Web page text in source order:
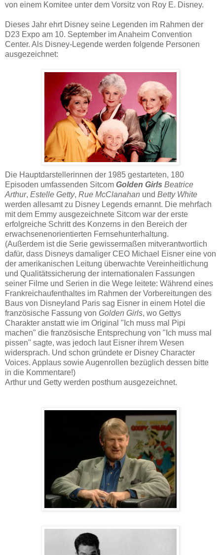
von einem Komitee unter dem Vorsitz von Roy E. Disney.
Dieses Jahr ehrt Disney seine Legenden im Rahmen der
D23 Expo am 10. September im Anaheim Convention
Center. Als Disney-Legende werden folgende Personen
ausgezeichnet:
Die Hauptdarstellerinnen der 1985 gestarteten, 180
Episoden umfassenden Sitcom Golden Girls Beatrice
Arthur, Estelle Getty, Rue McClanahan und Betty White
werden allesamt zu Disney Legends ernannt. Die mehrfach
mit dem Emmy ausgezeichnete Sitcom war der erste
erfolgreiche Schritt des Konzerns in den Bereich der
erwachsenenorientierten Fernsehunterhaltung.
(Außerdem ist die Serie gewissermaßen mitverantwortlich
dafür, dass Disneys damaliger CEO Michael Eisner eine von
der amerikanischen Leitung überwachte Vereinheitlichung
und Qualitätssicherung der internationalen Fassungen
seiner Filme und Serien in die Wege leitete: Während eines
Frankreichaufenthaltes im Rahmen der Vorbereitungen des
Baus von Disneyland Paris sag Eisner in einem Hotel die
französische Fassung von Golden Girls, wo Gettys
Charakter anstatt wie im Original "Ich muss mal Pipi
machen" die französische Entsprechung von "Ich muss mal
pissen" sagte, was jedoch laut Eisner ihrem Wesen
widersprach. Und schon gründete er Disney Character
Voices. Applaus sowie Augenrollen bezüglich dessen bitte
in die Kommentare!)
Arthur und Getty werden posthum ausgezeichnet.